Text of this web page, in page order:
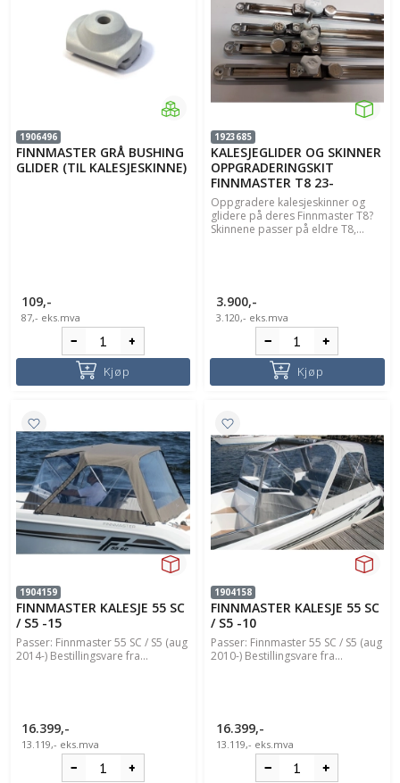
1906496
FINNMASTER GRÅ BUSHING
GLIDER (TIL KALESJESKINNE)
109,-
87,- eks.mva
Kjøp
1923685
KALESJEGLIDER OG SKINNER
OPPGRADERINGSKIT
FINNMASTER T8 23-
Oppgradere kalesjeskinner og
glidere på deres Finnmaster T8?
Skinnene passer på eldre T8,...
3.900,-
3.120,- eks.mva
Kjøp
1904159
FINNMASTER KALESJE 55 SC
/ S5 -15
Passer: Finnmaster 55 SC / S5 (aug
2014-) Bestillingsvare fra...
16.399,-
13.119,- eks.mva
1904158
FINNMASTER KALESJE 55 SC
/ S5 -10
Passer: Finnmaster 55 SC / S5 (aug
2010-) Bestillingsvare fra...
16.399,-
13.119,- eks.mva